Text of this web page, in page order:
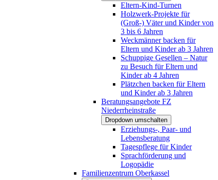
Eltern-Kind-Turnen
Holzwerk-Projekte für
(Groß-) Väter und Kinder von
3 bis 6 Jahren
Weckmänner backen für
Eltern und Kinder ab 3 Jahren
Schuppige Gesellen – Natur
zu Besuch für Eltern und
Kinder ab 4 Jahren
Plätzchen backen für Eltern
und Kinder ab 3 Jahren
Beratungsangebote FZ
Niederrheinstraße
Dropdown umschalten
Erziehungs-, Paar- und
Lebensberatung
Tagespflege für Kinder
Sprachförderung und
Logopädie
Familienzentrum Oberkassel